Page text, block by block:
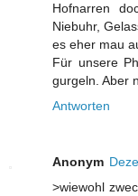
Hofnarren
Niebuhr,
es eher mau
Für unsere
gurgeln. Aber
Antworten
Anonym
>wiewohl